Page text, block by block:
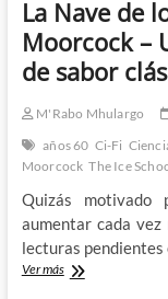
La Nave de
Moorcock –
de sabor
M'Rabo Mhulargo
años 60 Ci-Fi
Moorcock The Ice
Quizás
aumentar cada
lecturas
Ver másLa